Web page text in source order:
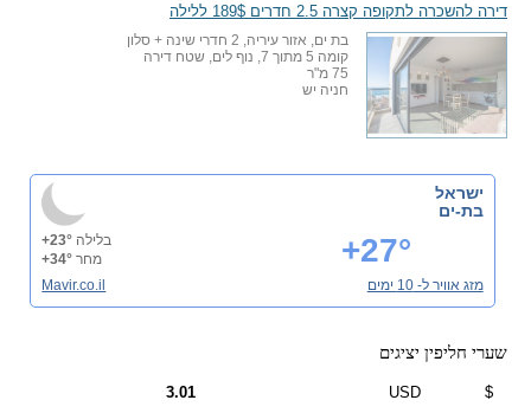
דירה להשכרה לתקופה קצרה 2.5 חדרים 189$ ללילה
בת ים, אזור עיריה, 2 חדרי שינה + סלון
קומה 5 מתוך 7, נוף לים, שטח דירה
75 מ"ר
חניה יש
ישראל
בת-ים
+27° בלילה +23°
מחר +34°
מזג אוויר ל- 10 ימים
Mavir.co.il
שערי חליפין יציגים
$
USD
3.01